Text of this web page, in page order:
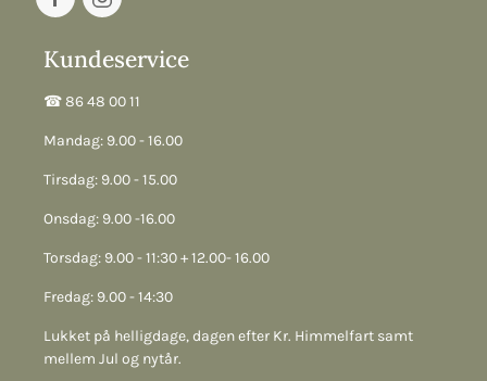
Kundeservice
☎︎ 86 48 00 11
Mandag: 9.00 - 16.00
Tirsdag: 9.00 - 15.00
Onsdag: 9.00 -16.00
Torsdag: 9.00 - 11:30 + 12.00- 16.00
Fredag: 9.00 - 14:30
Lukket på helligdage, dagen efter Kr. Himmelfart samt
mellem Jul og nytår.